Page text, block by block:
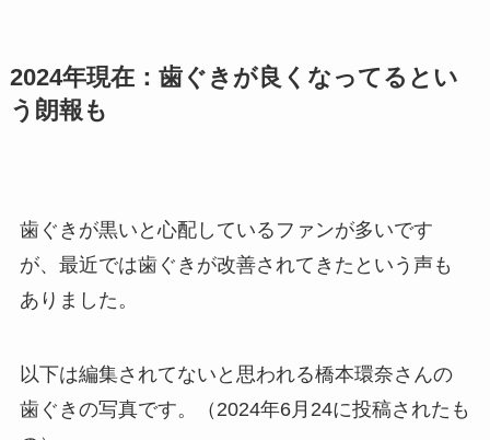
2024年現在：歯ぐきが良くなってるとい
う朗報も
歯ぐきが黒いと心配しているファンが多いです
が、最近では歯ぐきが改善されてきたという声も
ありました。
以下は編集されてないと思われる橋本環奈さんの
歯ぐきの写真です。（2024年6月24に投稿されたも